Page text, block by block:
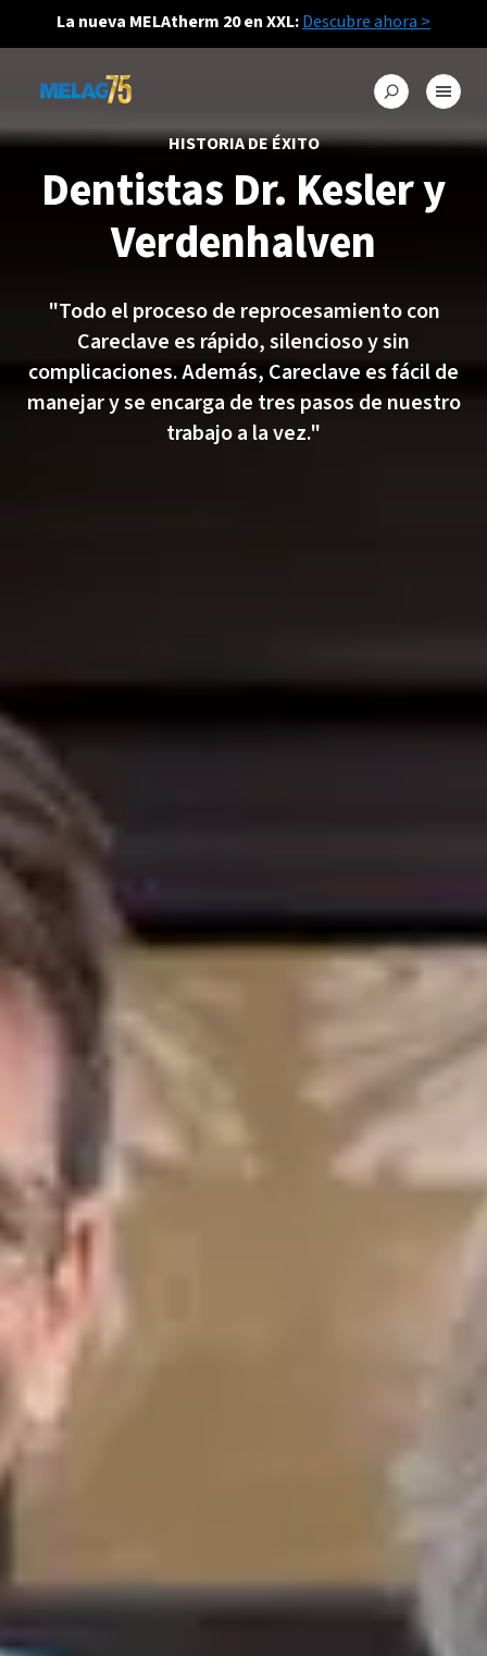
La nueva MELAtherm 20 en XXL:Descubre ahora >
HISTORIA DE ÉXITO
Dentistas Dr. Kesler y
Verdenhalven
"Todo el proceso de reprocesamiento con
Careclave es rápido, silencioso y sin
complicaciones. Además, Careclave es fácil de
manejar y se encarga de tres pasos de nuestro
trabajo a la vez."